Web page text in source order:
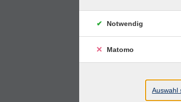
Notwendig
Matomo
Auswahl